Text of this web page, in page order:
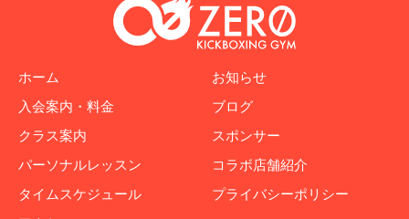
ホーム
入会案内・料金
クラス案内
パーソナルレッスン
タイムスケジュール
お知らせ
ブログ
スポンサー
コラボ店舗紹介
プライバシーポリシー